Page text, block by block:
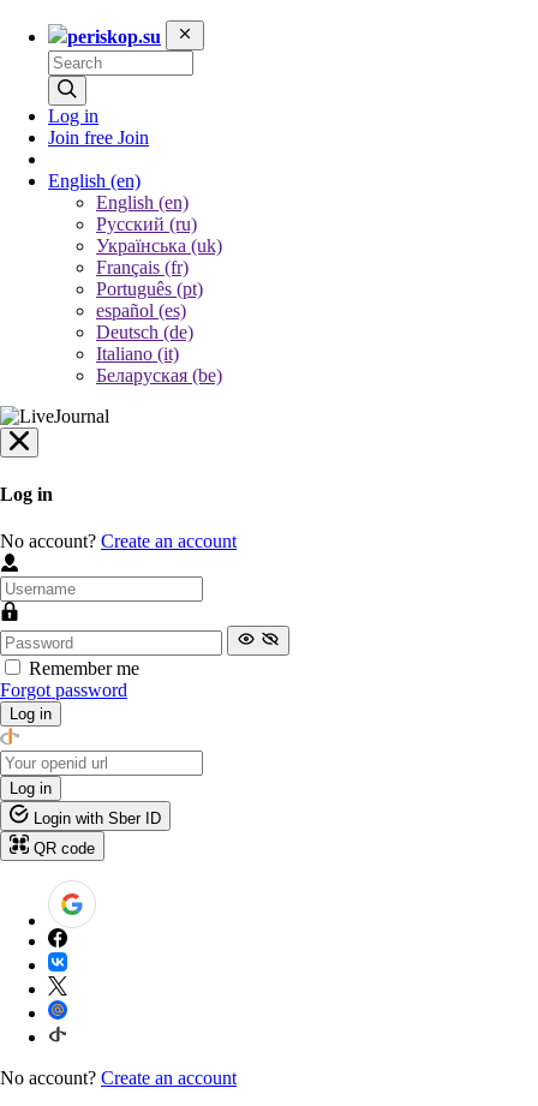
periskop.su
Log in
Join free Join
English (en)
English (en)
Русский (ru)
Українська (uk)
Français (fr)
Português (pt)
español (es)
Deutsch (de)
Italiano (it)
Беларуская (be)
Log in
No account? Create an account
Remember me
Forgot password
Log in
Log in
Login with Sber ID
QR code
No account? Create an account